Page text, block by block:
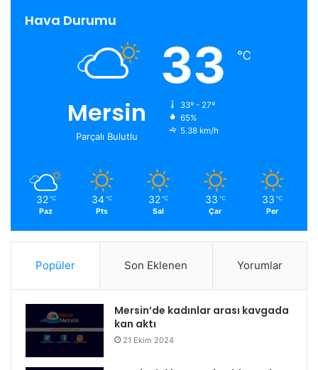
Hava Durumu
Mersin
Parçalı Bulutlu
33 ℃
33º - 27º
65%
5.38 km/h
32 ℃
Paz
34 ℃
Pts
32 ℃
Sal
33 ℃
Çar
33 ℃
Per
Popüler Son Eklenen Yorumlar
Mersin’de kadınlar arası kavgada
kan aktı
21 Ekim 2024